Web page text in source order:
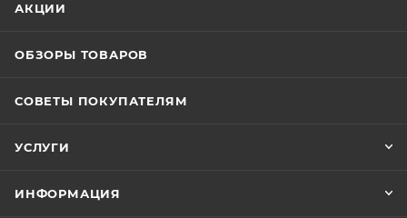
АКЦИИ
ОБЗОРЫ ТОВАРОВ
СОВЕТЫ ПОКУПАТЕЛЯМ
УСЛУГИ
ИНФОРМАЦИЯ